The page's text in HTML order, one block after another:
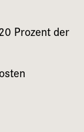
Prozent der